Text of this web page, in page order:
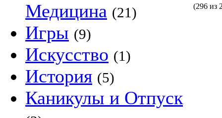
Медицина (21)
Игры (9)
Искусство (1)
История (5)
Каникулы и Отпуск
(296 из